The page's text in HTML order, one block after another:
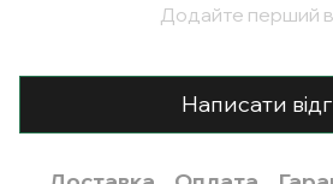
Додайте перший
Написати